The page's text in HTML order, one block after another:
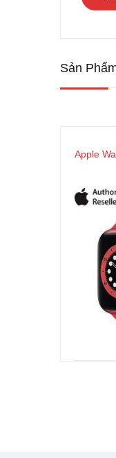
Sản
Apple